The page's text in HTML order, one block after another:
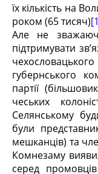
їх кількість на
роком (65 тисяч)
Але не
підтримувати
губернського
партії
чеських
Селянському
були
мешканців) та
Комнезаму
серед